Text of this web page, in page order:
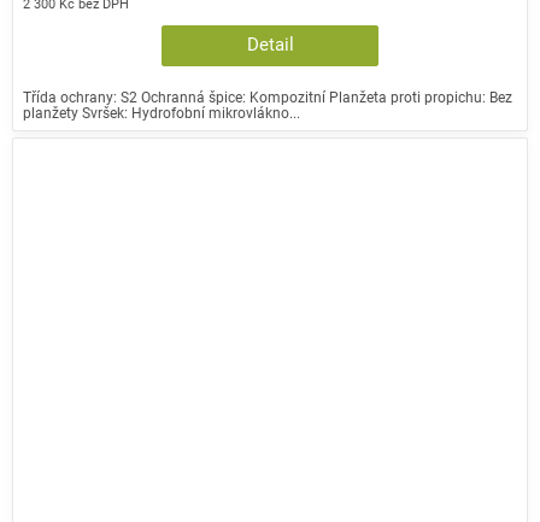
2 300 Kč bez DPH
Detail
Třída ochrany: S2 Ochranná špice: Kompozitní Planžeta proti propichu: Bez
planžety Svršek: Hydrofobní mikrovlákno...